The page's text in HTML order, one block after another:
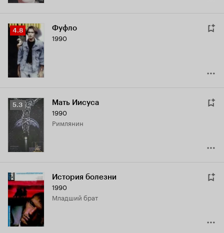
Рейтинг
Кинопоиска
4.8
4.8 Фуфло
1990
Рейтинг
Кинопоиска
5.3
5.3 Мать Иисуса
1990
римлянин
История болезни
1990
младший брат